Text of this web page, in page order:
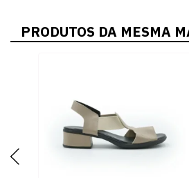
PRODUTOS DA MESMA